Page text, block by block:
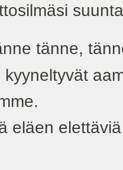
tänne,
eläen